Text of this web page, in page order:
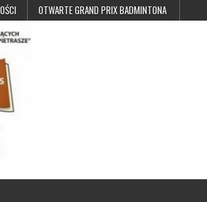
OTWARTE GRAND PRIX BADMINTONA